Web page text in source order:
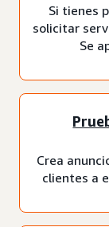
Si tienes
solicitar
Se
Crea
clientes a